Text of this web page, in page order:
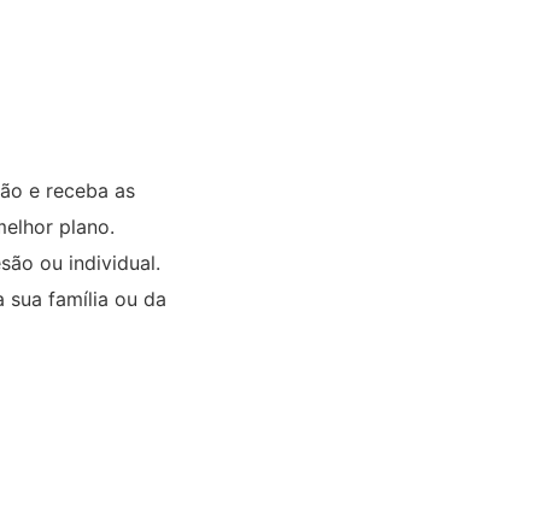
e receba as
plano.
ou individual.
sua família ou da